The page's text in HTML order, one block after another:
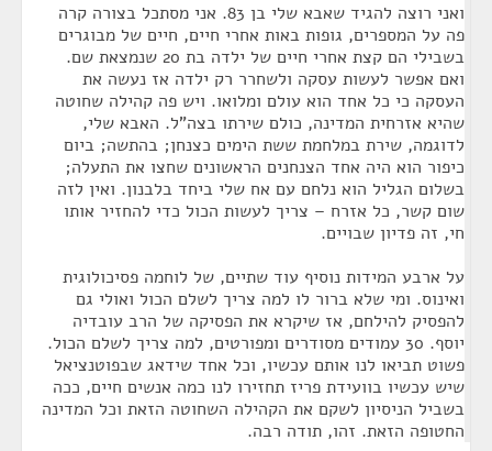
ואני רוצה להגיד שאבא שלי בן 83. אני מסתכל בצורה קרה
פה על המספרים, גופות באות אחרי חיים, חיים של מבוגרים
בשבילי הם קצת אחרי חיים של ילדה בת 20 שנמצאת שם.
ואם אפשר לעשות עסקה ולשחרר רק ילדה אז נעשה את
העסקה כי כל אחד הוא עולם ומלואו. ויש פה קהילה שחוטה
שהיא אזרחית המדינה, כולם שירתו בצה"ל. האבא שלי,
לדוגמה, שירת במלחמת ששת הימים כצנחן; בהתשה; ביום
כיפור הוא היה אחד הצנחנים הראשונים שחצו את התעלה;
בשלום הגליל הוא נלחם עם אח שלי ביחד בלבנון. ואין לזה
שום קשר, כל אזרח – צריך לעשות הכול כדי להחזיר אותו
חי, זה פדיון שבויים.
על ארבע המידות נוסיף עוד שתיים, של לוחמה פסיכולוגית
ואינוס. ומי שלא ברור לו למה צריך לשלם הכול ואולי גם
להפסיק להילחם, אז שיקרא את הפסיקה של הרב עובדיה
יוסף. 30 עמודים מסודרים ומפורטים, למה צריך לשלם הכול.
פשוט תביאו לנו אותם עכשיו, וכל אחד שידאג שבפוטנציאל
שיש עכשיו בוועידת פריז תחזירו לנו כמה אנשים חיים, ככה
בשביל הניסיון לשקם את הקהילה השחוטה הזאת וכל המדינה
החטופה הזאת. זהו, תודה רבה.